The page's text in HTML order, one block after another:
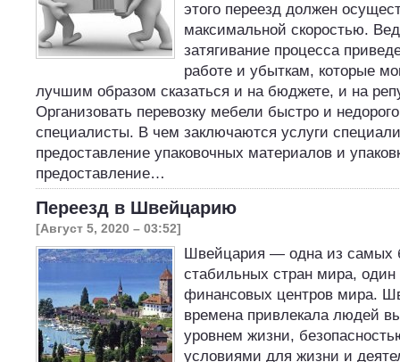
этого переезд должен
максимальной скоростью.
затягивание процесса
работе и убыткам, которые
лучшим образом сказаться и на бюджете, и на
Организовать перевозку мебели быстро и
специалисты. В чем заключаются услуги
предоставление упаковочных материалов и
предоставление…
Переезд в Швейцарию
[Август 5, 2020 – 03:52]
Швейцария — одна из самых
стабильных стран мира,
финансовых центров мира.
времена привлекала людей
уровнем жизни,
условиями для жизни и